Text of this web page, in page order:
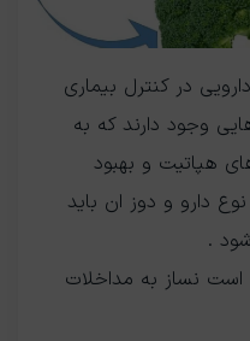
در کنترل بیماری
وجود دارند که به
هپاتیت و بهبود
دارو و دوز ان باید
.
است نساز به مداخلات